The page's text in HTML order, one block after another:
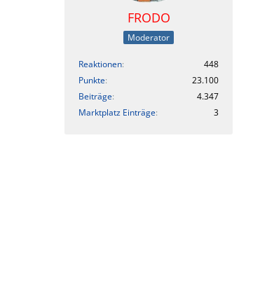
FRODO
Moderator
Reaktionen
448
Punkte
23.100
Beiträge
4.347
Marktplatz Einträge
3